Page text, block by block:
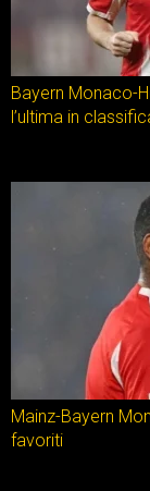
Bayern Monaco-
l’ultima in
Mainz-Bayern
favoriti